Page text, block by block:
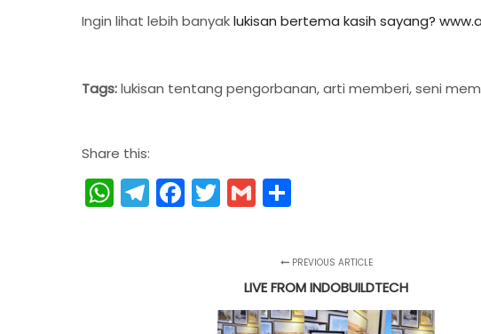
Ingin lihat lebih banyaklukisan bertema kasih sayang?
Tags:lukisan tentang pengorbanan, arti memberi, seni
Share this:
WhatsApp
Telegram
Facebook
Twitter
Gmail
PREVIOUS ARTICLE
LIVE FROM INDOBUILDTECH